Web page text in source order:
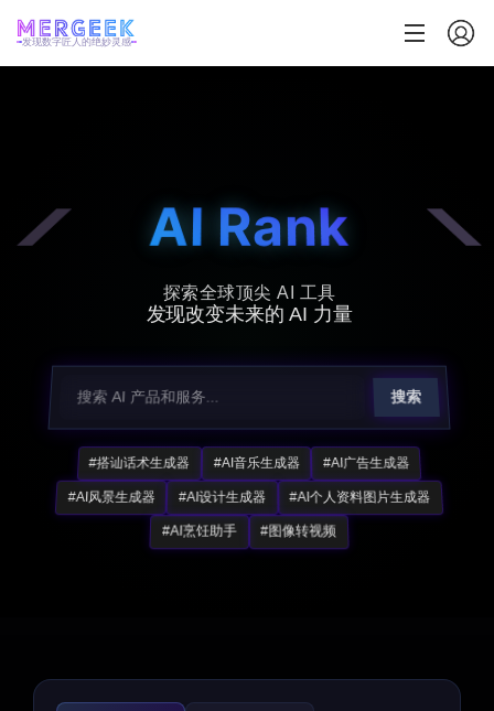
发现数字匠人的绝妙灵感
AI Rank
探索全球顶尖 AI 工具
发现改变未来的 AI 力量
搜索
#搭讪话术生成器 #AI音乐生成器 #AI广告生成器
#AI风景生成器 #AI设计生成器 #AI个人资料图片生成器
#AI烹饪助手 #图像转视频